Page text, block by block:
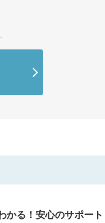
かる！安心のサポート